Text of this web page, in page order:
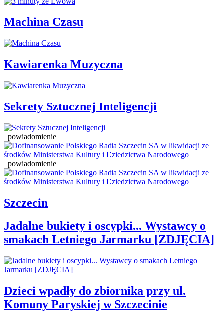
Machina Czasu
Kawiarenka Muzyczna
Sekrety Sztucznej Inteligencji
powiadomienie
powiadomienie
Szczecin
Jadalne bukiety i oscypki... Wystawcy o
smakach Letniego Jarmarku [ZDJĘCIA]
Dzieci wpadły do zbiornika przy ul.
Komuny Paryskiej w Szczecinie